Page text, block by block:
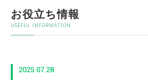
お役立ち情報
USEFUL INFORMATION
2025.07.28